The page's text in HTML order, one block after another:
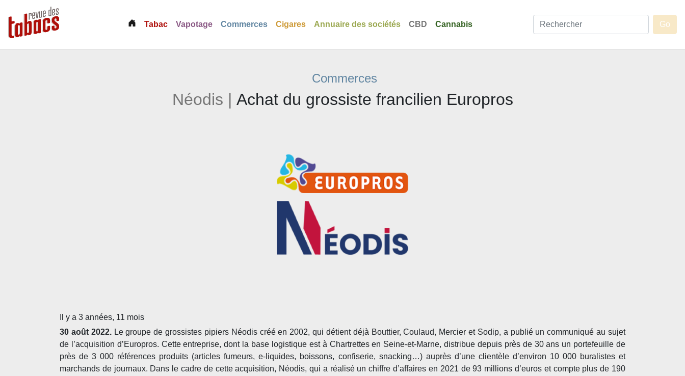
(current)
Tabac Vapotage Commerces Cigares Annuaire des sociétés CBD Cannabis
Commerces
Néodis | Achat du grossiste francilien Europros
Il y a 3 années, 11 mois
30 août 2022.Le groupe de grossistes pipiers Néodis créé en 2002, qui détient déjà Bouttier, Coulaud, Mercier et Sodip, a publié un communiqué au sujet
de l’acquisition d’Europros. Cette entreprise, dont la base logistique est à Chartrettes en Seine-et-Marne, distribue depuis près de 30 ans un portefeuille de
près de 3 000 références produits (articles fumeurs, e-liquides, boissons, confiserie, snacking…) auprès d’une clientèle d’environ 10 000 buralistes et
marchands de journaux. Dans le cadre de cette acquisition, Néodis, qui a réalisé un chiffre d’affaires en 2021 de 93 millions d’euros et compte plus de 190